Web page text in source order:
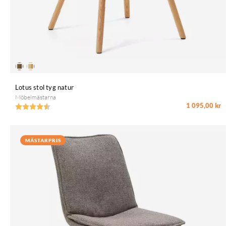
Lotus stol tyg natur
Möbelmästarna
Betyg:
4.6 utav 5 stjärnor
1 095,00 kr
MÄSTARPRIS